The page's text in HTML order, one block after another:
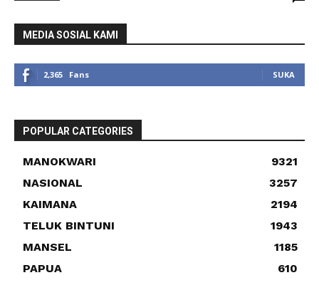
MEDIA SOSIAL KAMI
2,365 Fans SUKA
POPULAR CATEGORIES
MANOKWARI
9321
NASIONAL
3257
KAIMANA
2194
TELUK BINTUNI
1943
MANSEL
1185
PAPUA
610